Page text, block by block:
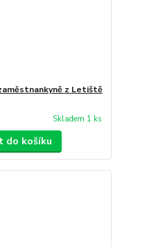
z Letiště
Skladem 1 ks
do košíku